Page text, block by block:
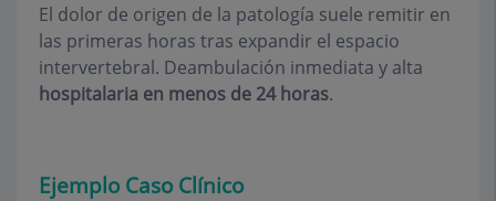
El dolor de origen de la patología suele remitir en
las primeras horas tras expandir el espacio
intervertebral. Deambulación inmediata y alta
hospitalaria en menos de 24 horas.
Ejemplo Caso Clínico